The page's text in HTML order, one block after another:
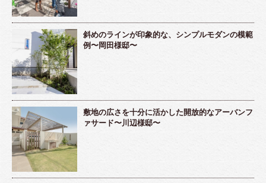
斜めのラインが印象的な、シンプルモダンの模範
例〜岡田様邸〜
敷地の広さを十分に活かした開放的なアーバンフ
ァサード〜川辺様邸〜